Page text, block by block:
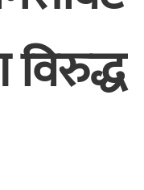
विरुद्ध